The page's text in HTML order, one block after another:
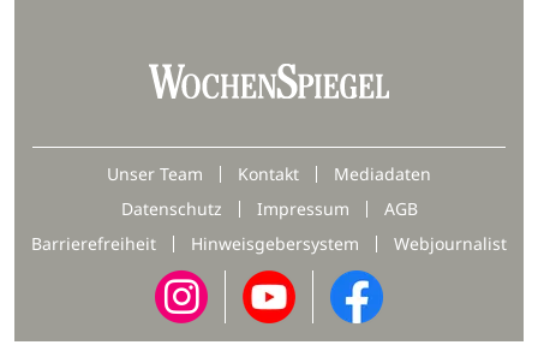
Unser Team Kontakt
Mediadaten
Datenschutz
Impressum
AGB
Barrierefreiheit
Hinweisgebersystem Webjournalist